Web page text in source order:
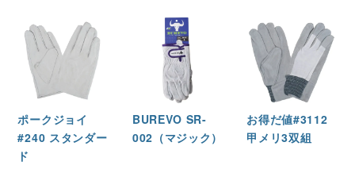
ポークジョイ
#240 スタンダー
ド
BUREVO SR-
002（マジック）
お得だ値#3112
甲メリ3双組